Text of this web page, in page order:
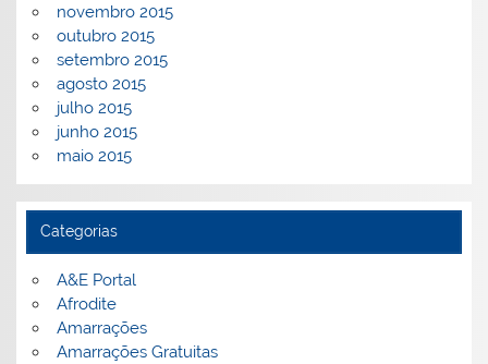
novembro 2015
outubro 2015
setembro 2015
agosto 2015
julho 2015
junho 2015
maio 2015
Categorias
A&E Portal
Afrodite
Amarrações
Amarrações Gratuitas